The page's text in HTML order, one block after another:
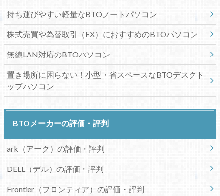
持ち運びやすい軽量なBTOノートパソコン
株式売買や為替取引（FX）におすすめのBTOパソコン
無線LAN対応のBTOパソコン
置き場所に困らない！小型・省スペースなBTOデスクト
ップパソコン
BTOメーカーの評価・評判
ark（アーク）の評価・評判
DELL（デル）の評価・評判
Frontier（フロンティア）の評価・評判